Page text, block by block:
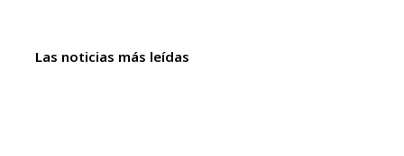
Las noticias más leídas